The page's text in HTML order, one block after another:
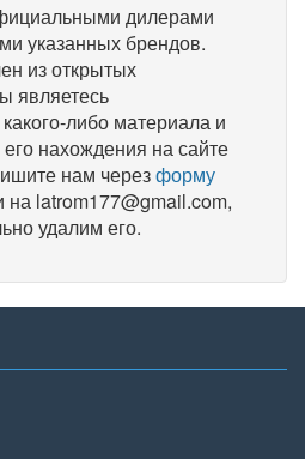
дилерами
указанных брендов.
из открытых
являетесь
либо материала и
нахождения на сайте
нам черезформу
на latrom177@gmail.com,
удалим его.